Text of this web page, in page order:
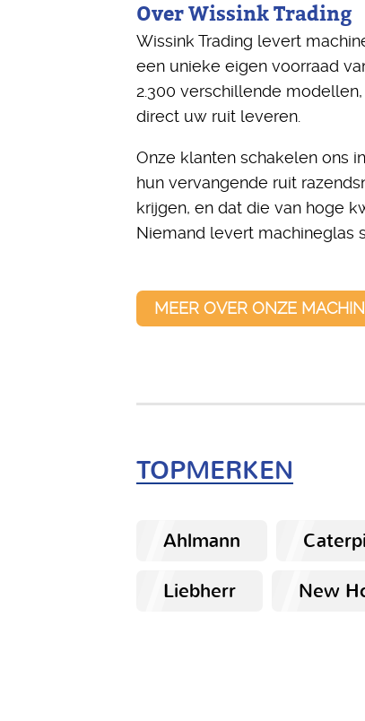
Over Wissink Trading
Wissink Trading levert
een unieke eigen voorraad
2.300 verschillende
direct uw ruit leveren.
Onze klanten schakelen ons
hun vervangende ruit
krijgen, en dat die van hoge
Niemand levert machineglas
MEER OVER ONZE
TOPMERKEN
Ahlmann
Liebherr
New